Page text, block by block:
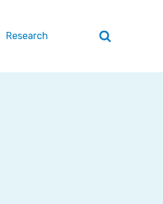
Research Zoeken
sluiten